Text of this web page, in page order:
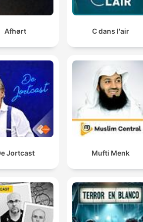
Afhørt C dans l'air
Jortcast Mufti Menk